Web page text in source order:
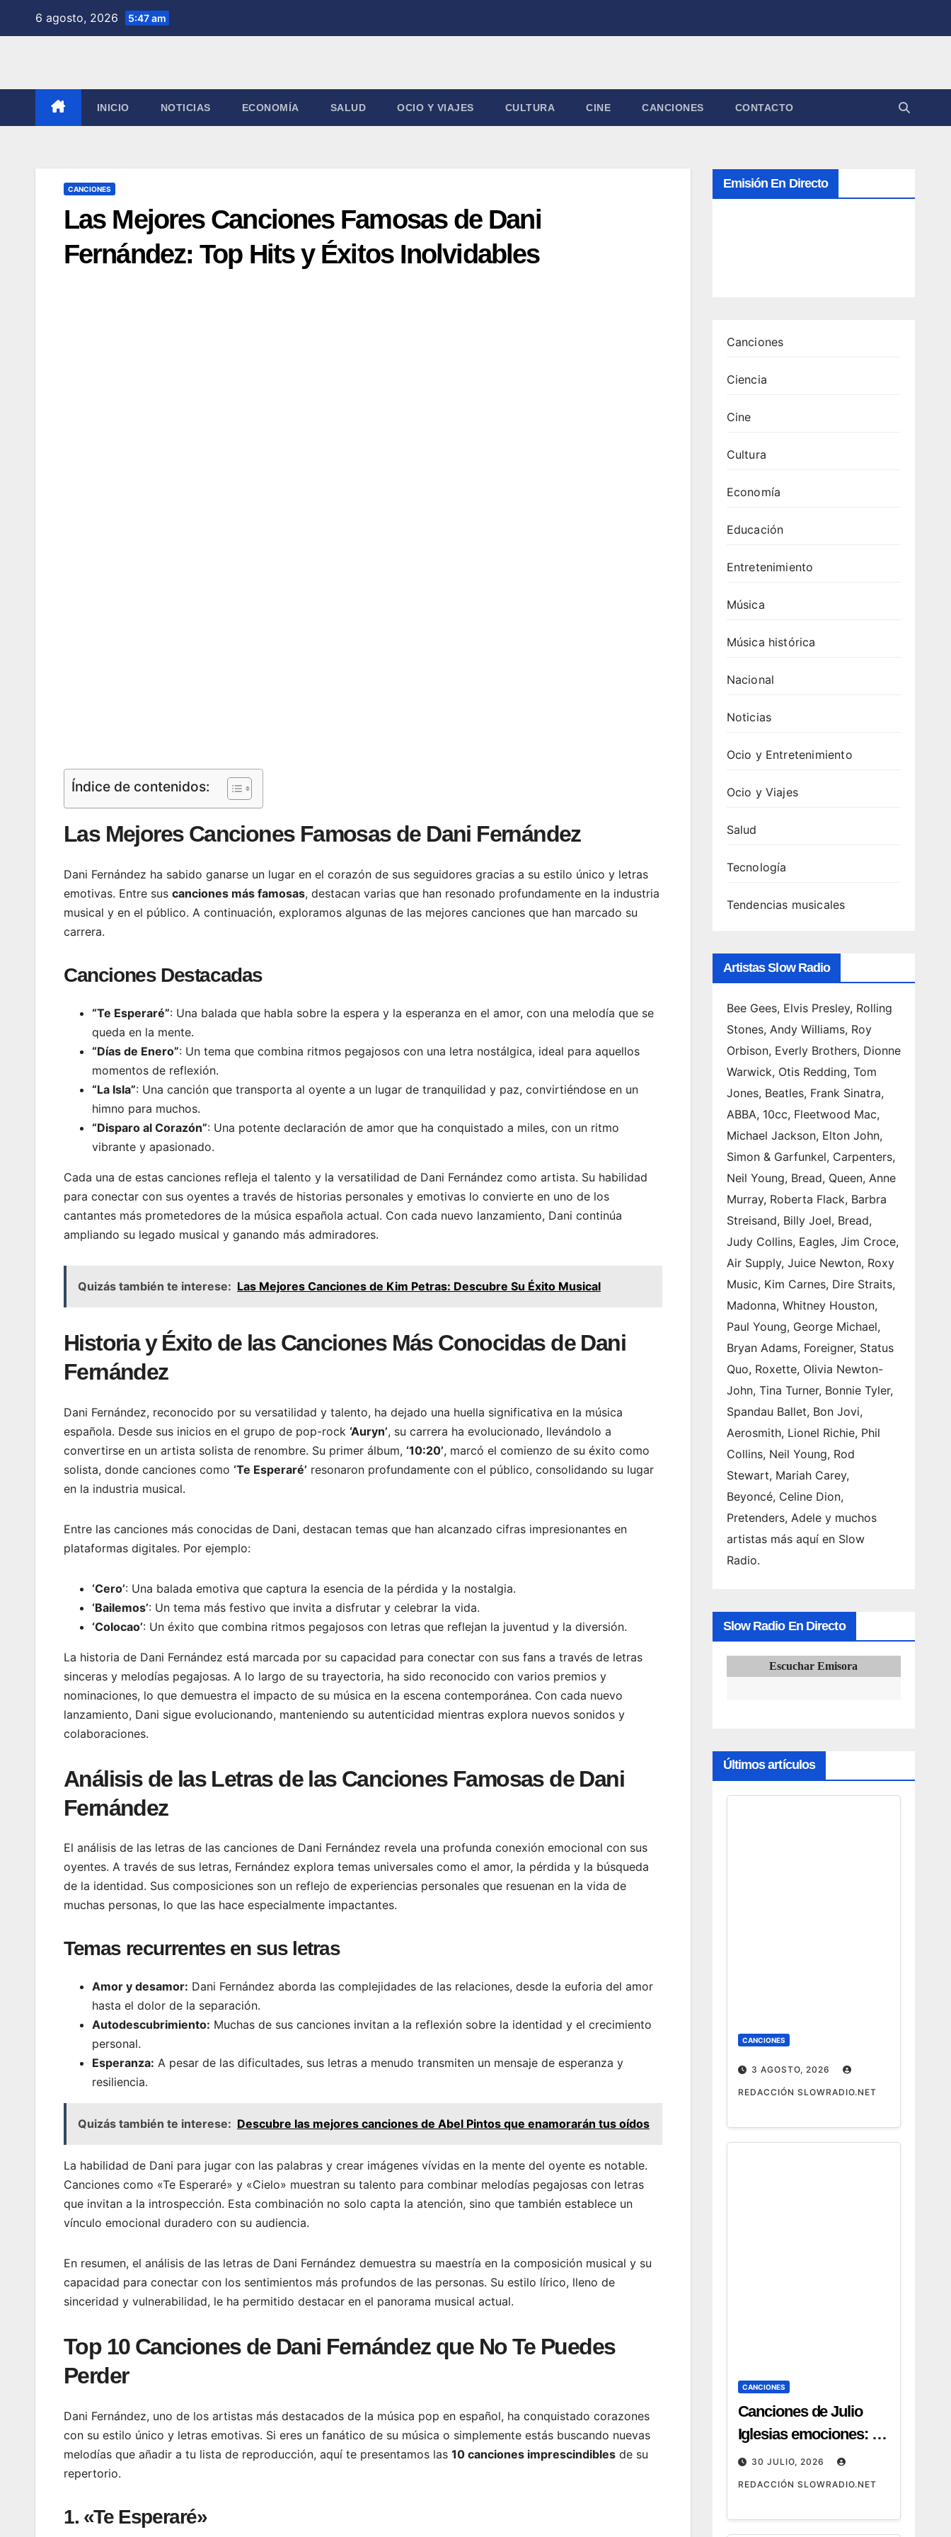
6 agosto, 2026 5:47 am
INICIO NOTICIAS ECONOMÍA SALUD OCIO Y VIAJES CULTURA CINE CANCIONES CONTACTO
CANCIONES
Las Mejores Canciones Famosas de Dani
Fernández: Top Hits y Éxitos Inolvidables
Índice de contenidos:
Las Mejores Canciones Famosas de Dani Fernández
Dani Fernández ha sabido ganarse un lugar en el corazón de sus seguidores gracias a su estilo único y letras
emotivas. Entre sus canciones más famosas, destacan varias que han resonado profundamente en la industria
musical y en el público. A continuación, exploramos algunas de las mejores canciones que han marcado su
carrera.
Canciones Destacadas
“Te Esperaré”: Una balada que habla sobre la espera y la esperanza en el amor, con una melodía que se
queda en la mente.
“Días de Enero”: Un tema que combina ritmos pegajosos con una letra nostálgica, ideal para aquellos
momentos de reflexión.
“La Isla”: Una canción que transporta al oyente a un lugar de tranquilidad y paz, convirtiéndose en un
himno para muchos.
“Disparo al Corazón”: Una potente declaración de amor que ha conquistado a miles, con un ritmo
vibrante y apasionado.
Cada una de estas canciones refleja el talento y la versatilidad de Dani Fernández como artista. Su habilidad
para conectar con sus oyentes a través de historias personales y emotivas lo convierte en uno de los
cantantes más prometedores de la música española actual. Con cada nuevo lanzamiento, Dani continúa
ampliando su legado musical y ganando más admiradores.
Quizás también te interese: Las Mejores Canciones de Kim Petras: Descubre Su Éxito Musical
Historia y Éxito de las Canciones Más Conocidas de Dani
Fernández
Dani Fernández, reconocido por su versatilidad y talento, ha dejado una huella significativa en la música
española. Desde sus inicios en el grupo de pop-rock ‘Auryn’, su carrera ha evolucionado, llevándolo a
convertirse en un artista solista de renombre. Su primer álbum, ‘10:20’, marcó el comienzo de su éxito como
solista, donde canciones como ‘Te Esperaré’ resonaron profundamente con el público, consolidando su lugar
en la industria musical.
Entre las canciones más conocidas de Dani, destacan temas que han alcanzado cifras impresionantes en
plataformas digitales. Por ejemplo:
‘Cero’: Una balada emotiva que captura la esencia de la pérdida y la nostalgia.
‘Bailemos’: Un tema más festivo que invita a disfrutar y celebrar la vida.
‘Colocao’: Un éxito que combina ritmos pegajosos con letras que reflejan la juventud y la diversión.
La historia de Dani Fernández está marcada por su capacidad para conectar con sus fans a través de letras
sinceras y melodías pegajosas. A lo largo de su trayectoria, ha sido reconocido con varios premios y
nominaciones, lo que demuestra el impacto de su música en la escena contemporánea. Con cada nuevo
lanzamiento, Dani sigue evolucionando, manteniendo su autenticidad mientras explora nuevos sonidos y
colaboraciones.
Análisis de las Letras de las Canciones Famosas de Dani
Fernández
El análisis de las letras de las canciones de Dani Fernández revela una profunda conexión emocional con sus
oyentes. A través de sus letras, Fernández explora temas universales como el amor, la pérdida y la búsqueda
de la identidad. Sus composiciones son un reflejo de experiencias personales que resuenan en la vida de
muchas personas, lo que las hace especialmente impactantes.
Temas recurrentes en sus letras
Amor y desamor: Dani Fernández aborda las complejidades de las relaciones, desde la euforia del amor
hasta el dolor de la separación.
Autodescubrimiento: Muchas de sus canciones invitan a la reflexión sobre la identidad y el crecimiento
personal.
Esperanza: A pesar de las dificultades, sus letras a menudo transmiten un mensaje de esperanza y
resiliencia.
Quizás también te interese: Descubre las mejores canciones de Abel Pintos que enamorarán tus oídos
La habilidad de Dani para jugar con las palabras y crear imágenes vívidas en la mente del oyente es notable.
Canciones como «Te Esperaré» y «Cielo» muestran su talento para combinar melodías pegajosas con letras
que invitan a la introspección. Esta combinación no solo capta la atención, sino que también establece un
vínculo emocional duradero con su audiencia.
En resumen, el análisis de las letras de Dani Fernández demuestra su maestría en la composición musical y su
capacidad para conectar con los sentimientos más profundos de las personas. Su estilo lírico, lleno de
sinceridad y vulnerabilidad, le ha permitido destacar en el panorama musical actual.
Top 10 Canciones de Dani Fernández que No Te Puedes
Perder
Dani Fernández, uno de los artistas más destacados de la música pop en español, ha conquistado corazones
con su estilo único y letras emotivas. Si eres un fanático de su música o simplemente estás buscando nuevas
melodías que añadir a tu lista de reproducción, aquí te presentamos las 10 canciones imprescindibles de su
repertorio.
1. «Te Esperaré»
Emisión En Directo
Canciones
Ciencia
Cine
Cultura
Economía
Educación
Entretenimiento
Música
Música histórica
Nacional
Noticias
Ocio y Entretenimiento
Ocio y Viajes
Salud
Tecnología
Tendencias musicales
Artistas Slow Radio
Bee Gees, Elvis Presley, Rolling
Stones, Andy Williams, Roy
Orbison, Everly Brothers, Dionne
Warwick, Otis Redding, Tom
Jones, Beatles, Frank Sinatra,
ABBA, 10cc, Fleetwood Mac,
Michael Jackson, Elton John,
Simon & Garfunkel, Carpenters,
Neil Young, Bread, Queen, Anne
Murray, Roberta Flack, Barbra
Streisand, Billy Joel, Bread,
Judy Collins, Eagles, Jim Croce,
Air Supply, Juice Newton, Roxy
Music, Kim Carnes, Dire Straits,
Madonna, Whitney Houston,
Paul Young, George Michael,
Bryan Adams, Foreigner, Status
Quo, Roxette, Olivia Newton-
John, Tina Turner, Bonnie Tyler,
Spandau Ballet, Bon Jovi,
Aerosmith, Lionel Richie, Phil
Collins, Neil Young, Rod
Stewart, Mariah Carey,
Beyoncé, Celine Dion,
Pretenders, Adele y muchos
artistas más aquí en Slow
Radio.
Slow Radio En Directo
Escuchar Emisora
Últimos artículos
CANCIONES
3 AGOSTO, 2026
REDACCIÓN SLOWRADIO.NET
CANCIONES
Canciones de Julio
Iglesias emociones: 12
temas que emocionan
30 JULIO, 2026
REDACCIÓN SLOWRADIO.NET